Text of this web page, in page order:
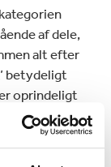
af dele,
alt efter
betydeligt
oprindeligt
har
Den